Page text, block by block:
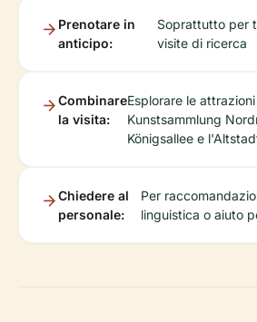
Prenotare in
anticipo:
Soprattutto per
visite di ricerca
Combinare
la visita:
Esplorare le
Kunstsammlung
Königsallee e
Chiedere al
personale:
Per
linguistica o aiuto